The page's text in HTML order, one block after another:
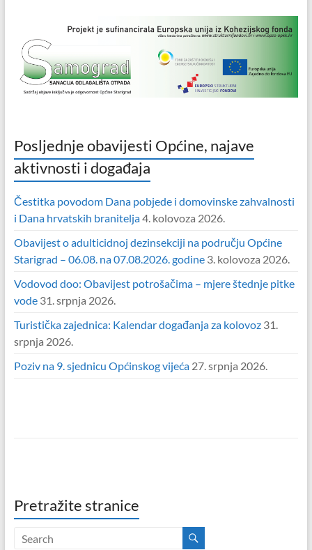
Posljednje obavijesti Općine, najave
aktivnosti i događaja
Čestitka povodom Dana pobjede i domovinske zahvalnosti
i Dana hrvatskih branitelja4. kolovoza 2026.
Obavijest o adulticidnoj dezinsekciji na području Općine
Starigrad – 06.08. na 07.08.2026. godine 3. kolovoza 2026.
Vodovod doo: Obavijest potrošačima – mjere štednje pitke
vode 31. srpnja 2026.
Turistička zajednica: Kalendar događanja za kolovoz 31.
srpnja 2026.
Poziv na 9. sjednicu Općinskog vijeća 27. srpnja 2026.
Pretražite stranice